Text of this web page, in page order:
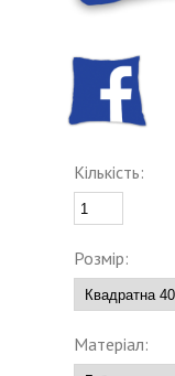
Кількість:
Розмір:
Матеріал: